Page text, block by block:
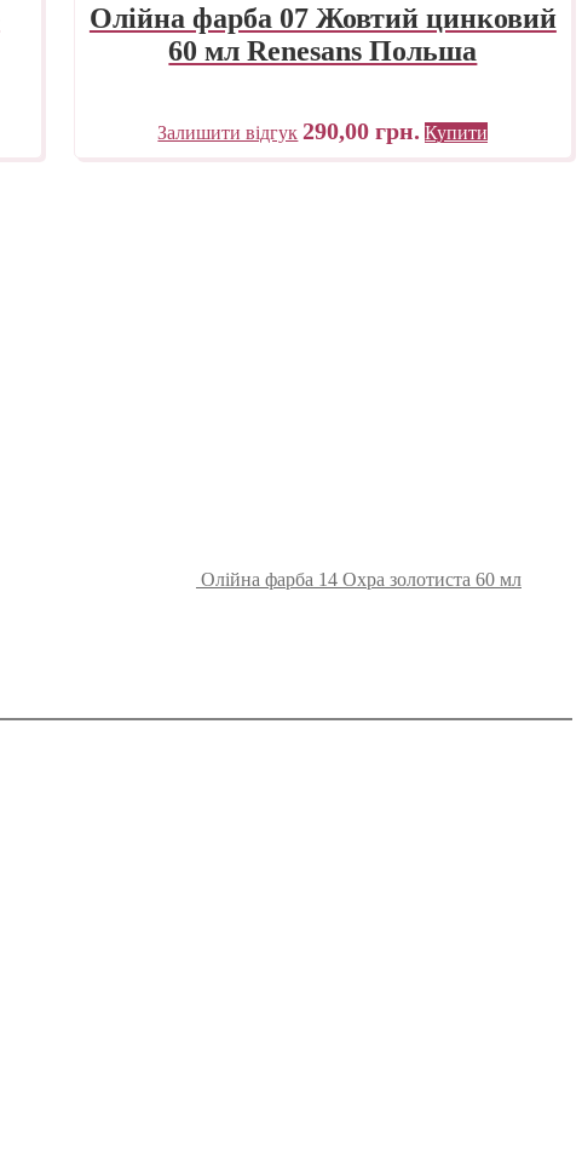
Олійна фарба 07 Жовтий цинковий
60 мл Renesans Польша
Залишити відгук 290,00грн. Купити
Олійна фарба 14 Охра золотиста 60 мл